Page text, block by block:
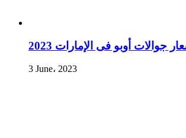
جوالات أوبو فى الإمارات 2023
3 June، 2023